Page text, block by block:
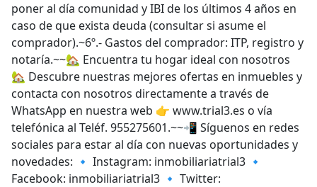
poner al día comunidad y IBI de los últimos 4 años en
caso de que exista deuda (consultar si asume el
comprador).~6º.- Gastos del comprador: ITP, registro y
notaría.~~🏡 Encuentra tu hogar ideal con nosotros
🏡 Descubre nuestras mejores ofertas en inmuebles y
contacta con nosotros directamente a través de
WhatsApp en nuestra web 👉 www.trial3.es o vía
telefónica al Teléf. 955275601.~~📲 Síguenos en redes
sociales para estar al día con nuevas oportunidades y
novedades: 🔹 Instagram: inmobiliariatrial3 🔹
Facebook: inmobiliariatrial3 🔹 Twitter: